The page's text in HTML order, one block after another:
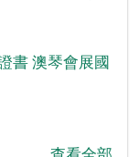
書 澳琴會展國